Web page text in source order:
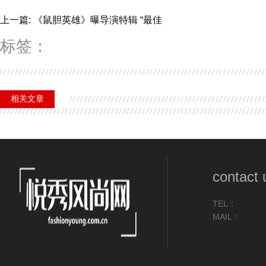
上一篇: 《鼠胆英雄》曝导演特辑 “最佳
标签：
相关文章
contact
TEL：
MAIL：